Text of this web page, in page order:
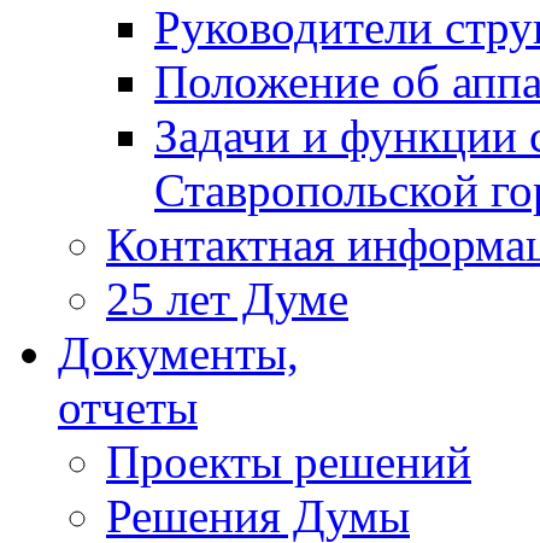
Руководители
Положение об
Задачи и функции
Ставропольской
Контактная
25 лет Думе
Документы,
отчеты
Проекты решений
Решения Думы